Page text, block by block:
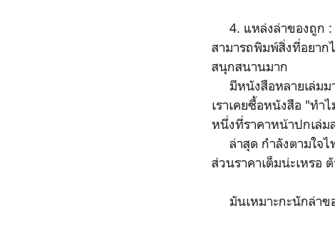
4. แหล่งล่าของถูก :
สามารถพิมพ์สิ่งที่อยาก
สนุกสนานมาก
มีหนังสือหลายเล่มม
เราเคยซื้อหนังสือ "ทำ
หนึ่งที่ราคาหน้าปกเล่ม
ล่าสุด กำลังตามใจไ
ส่วนราคาเต็มน่ะเหรอ
มันเหมาะกะนักล่าขอ